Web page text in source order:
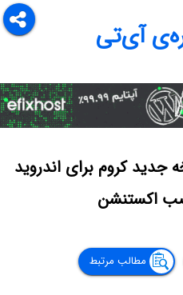
آی‌تی
کروم برای اندروید
اکستنشن
مطالب مرتبط